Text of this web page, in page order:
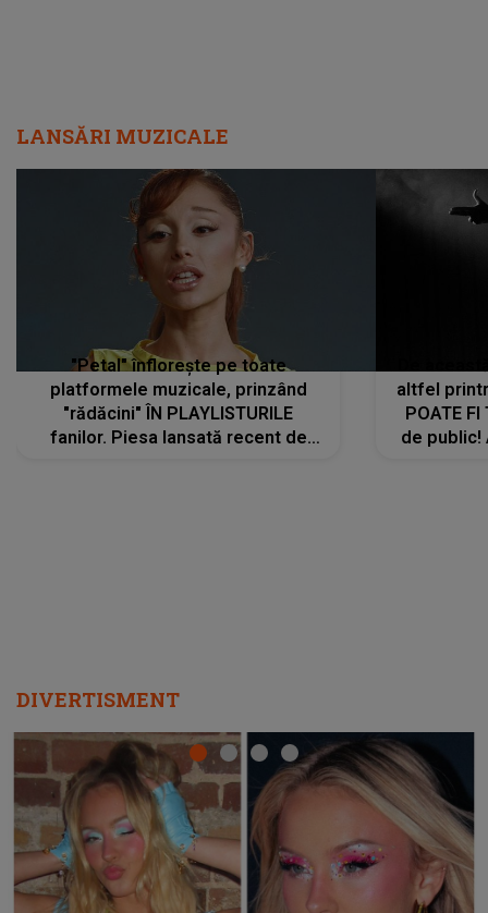
LANSĂRI MUZICALE
"Petal" înflorește pe toate
platformele muzicale, prinzând
"rădăcini" ÎN PLAYLISTURILE
fanilor. Piesa lansată recent de
altfel
POATE FI
de public!
DIVERTISMENT